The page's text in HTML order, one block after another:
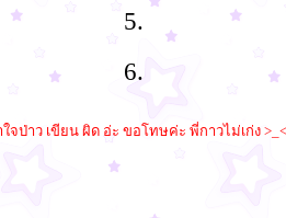
5.
6.
ใจป่าว เขียน ผิด อ่ะ ขอโทษค่ะ พี่กาวไม่เก่ง >_<